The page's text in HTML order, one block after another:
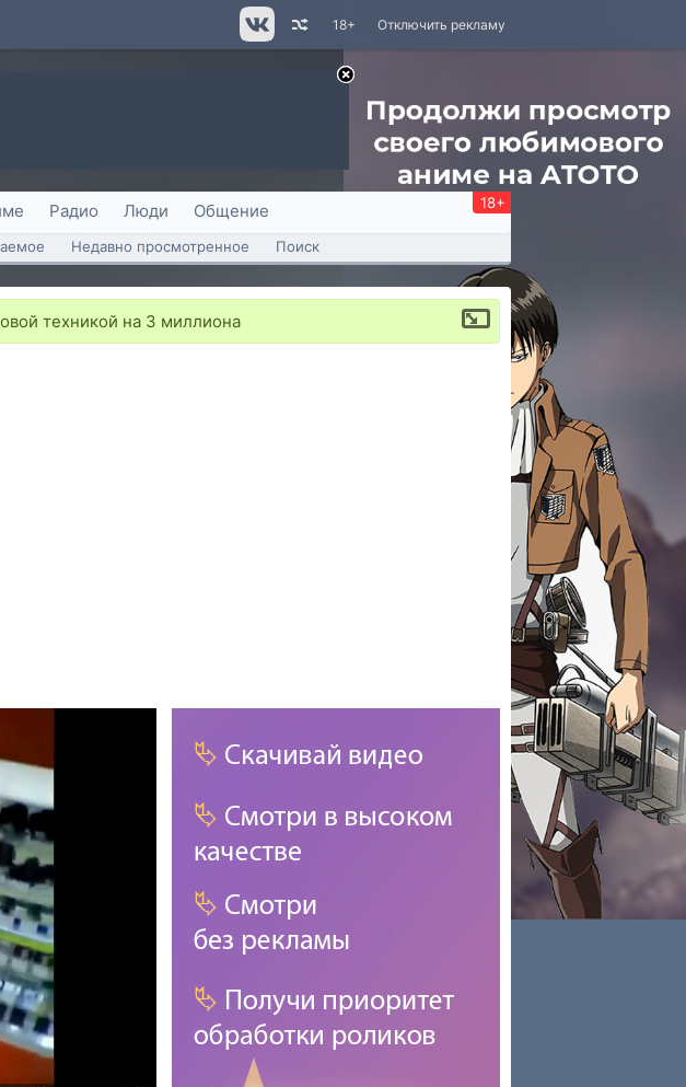
Отключить рекламу
18+
Радио Люди Общение 18+
Недавно просмотренное Поиск
техникой на 3 миллиона